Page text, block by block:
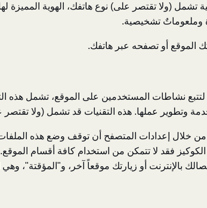
وملعوماتٌ تشخيصية.
الموقع أو تصفحه عبر هاتفك.
وتطوير عملها. هذه التقنيات قد تشمل (ولا تقتصر
خلال إعدادات المتصفح أن توقف وضع هذه
فقد لا تتمكن من استخدام كافة أقسام الموقع.
بالإنترنت أو زيارتك موقعاً آخر، و"المؤقتة"،